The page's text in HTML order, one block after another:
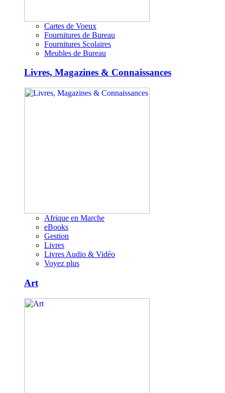
Cartes de Voeux
Fournitures de Bureau
Fournitures Scolaires
Meubles de Bureau
Livres, Magazines & Connaissances
Afrique en Marche
eBooks
Gestion
Livres
Livres Audio & Vidéo
Voyez plus
Art